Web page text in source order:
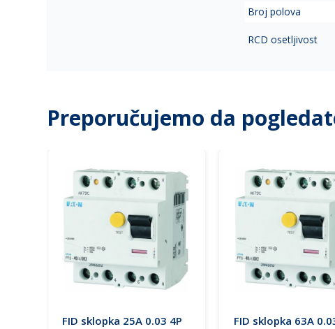
Broj polova
RCD osetljivost
Preporučujemo da
FID sklopka 25A 0.03 4P
FID sklopka 63A